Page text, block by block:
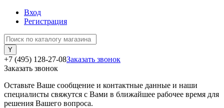
Вход
Регистрация
+7 (495) 128-27-08Заказать звонок
Заказать звонок
Оставьте Ваше сообщение и контактные данные и наши
специалисты свяжутся с Вами в ближайшее рабочее время для
решения Вашего вопроса.